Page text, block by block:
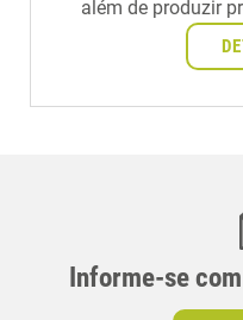
além de produzir
Informe-se